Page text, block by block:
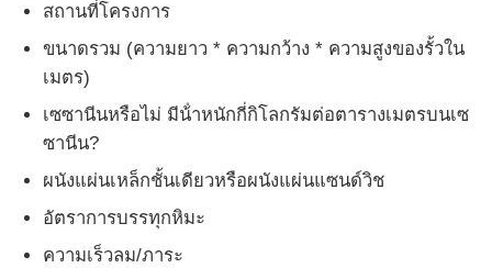
สถานที่โครงการ
ขนาดรวม (ความยาว * ความกว้าง * ความสูงของรั้วใน
เมตร)
เซซานีนหรือไม่ มีน้ําหนักกี่กิโลกรัมต่อตารางเมตรบนเซ
ซานีน?
ผนังแผ่นเหล็กชั้นเดียวหรือผนังแผ่นแซนด์วิช
อัตราการบรรทุกหิมะ
ความเร็วลม/ภาระ